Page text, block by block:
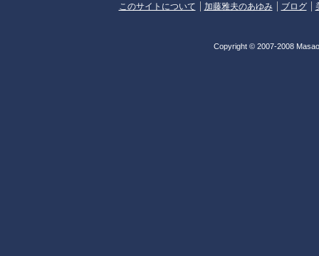
このサイトについて 加藤雅夫のあゆみ ブログ
Copyright © 2007-2008